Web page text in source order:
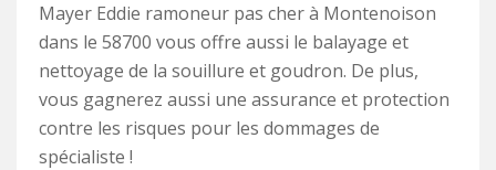
Mayer Eddie ramoneur pas cher à Montenoison
dans le 58700 vous offre aussi le balayage et
nettoyage de la souillure et goudron. De plus,
vous gagnerez aussi une assurance et protection
contre les risques pour les dommages de
spécialiste !